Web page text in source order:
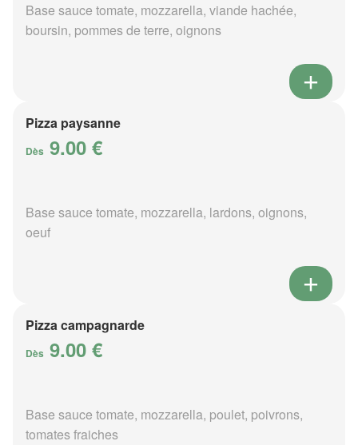
Base sauce tomate, mozzarella, viande hachée,
boursin, pommes de terre, oignons
Pizza paysanne
Dès 9.00 €
Base sauce tomate, mozzarella, lardons, oignons,
oeuf
Pizza campagnarde
Dès 9.00 €
Base sauce tomate, mozzarella, poulet, poivrons,
tomates fraiches